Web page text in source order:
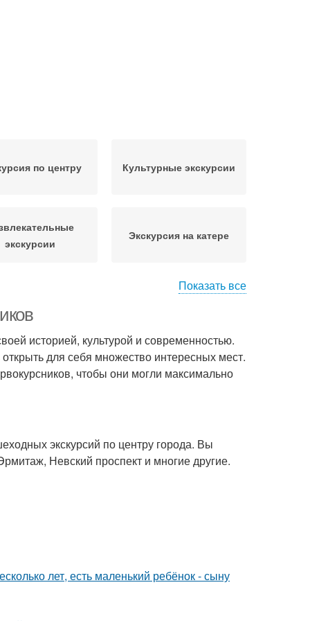
по центру Культурные экскурсии
экскурсии
Экскурсия на катере
Показать все
историей, культурой и современностью.
для себя множество интересных мест.
чтобы они могли максимально
экскурсий по центру города. Вы
Невский проспект и многие другие.
лет, есть маленький ребёнок - сыну